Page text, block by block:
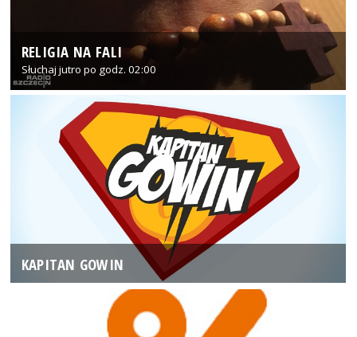
RELIGIA NA FALI
Słuchaj jutro po godz. 02:00
KAPITAN GOWIN